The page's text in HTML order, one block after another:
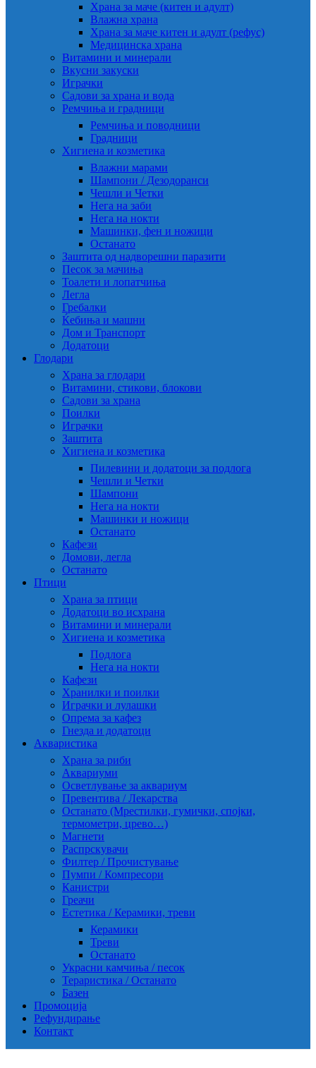
Храна за маче (китен и адулт)
Влажна храна
Храна за маче китен и адулт (рефус)
Медицинска храна
Витамини и минерали
Вкусни закуски
Играчки
Садови за храна и вода
Ремчиња и градници
Ремчиња и поводници
Градници
Хигиена и козметика
Влажни марами
Шампони / Дезодоранси
Чешли и Четки
Нега на заби
Нега на нокти
Машинки, фен и ножици
Останато
Заштита од надворешни паразити
Песок за мачиња
Тоалети и лопатчиња
Легла
Гребалки
Ќебиња и машни
Дом и Транспорт
Додатоци
Глодари
Храна за глодари
Витамини, стикови, блокови
Садови за храна
Поилки
Играчки
Заштита
Хигиена и козметика
Пилевини и додатоци за подлога
Чешли и Четки
Шампони
Нега на нокти
Машинки и ножици
Останато
Кафези
Домови, легла
Останато
Птици
Храна за птици
Додатоци во исхрана
Витамини и минерали
Хигиена и козметика
Подлога
Нега на нокти
Кафези
Хранилки и поилки
Играчки и лулашки
Опрема за кафез
Гнезда и додатоци
Акваристика
Храна за риби
Аквариуми
Осветлување за аквариум
Превентива / Лекарства
Останато (Мрестилки, гумички, спојки,
термометри, црево…)
Магнети
Распрскувачи
Филтер / Прочистување
Пумпи / Компресори
Канистри
Греачи
Естетика / Керамики, треви
Керамики
Треви
Останато
Украсни камчиња / песок
Тераристика / Останато
Базен
Промоција
Рефундирање
Контакт